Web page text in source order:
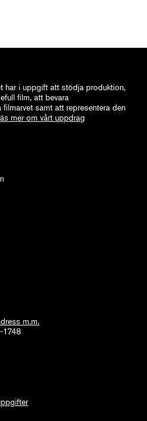
har i uppgift att stödja produktion,
film, att bevara
samt att representera den
mer om vårt uppdrag
m.m.
1748